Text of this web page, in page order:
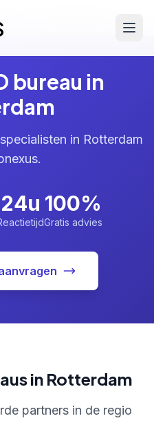
SEO
bureau in
in Rotterdam
24u 100%
Gratis advies
in Rotterdam
partners in de regio